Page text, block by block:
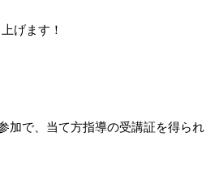
げます！
で、当て方指導の受講証を得られ